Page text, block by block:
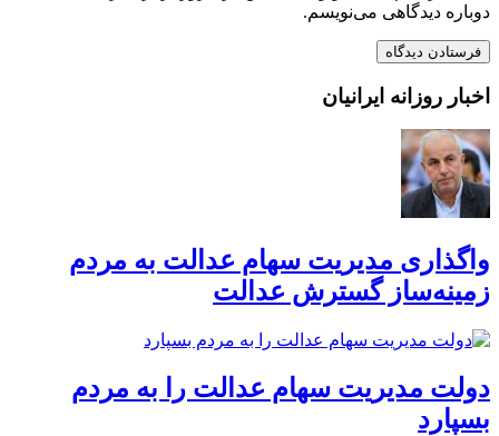
دوباره دیدگاهی می‌نویسم.
اخبار روزانه ایرانیان
واگذاری مدیریت سهام عدالت به مردم
زمینه‌ساز گسترش عدالت
دولت مدیریت سهام عدالت را به مردم
بسپارد